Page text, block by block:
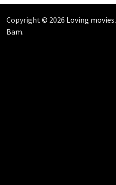
Copyright © 2026 Loving movies
Bam.